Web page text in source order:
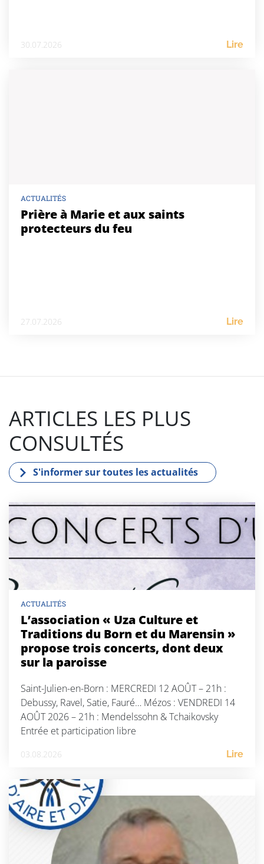
30.07.2026 Lire
ACTUALITÉS
Prière à Marie et aux saints
protecteurs du feu
27.07.2026 Lire
ARTICLES LES PLUS
CONSULTÉS
S'informer sur toutes les actualités
ACTUALITÉS
L’association « Uza Culture et
Traditions du Born et du Marensin »
propose trois concerts, dont deux
sur la paroisse
Saint-Julien-en-Born : MERCREDI 12 AOÛT – 21h :
Debussy, Ravel, Satie, Fauré… Mézos : VENDREDI 14
AOÛT 2026 – 21h : Mendelssohn & Tchaikovsky
Entrée et participation libre
03.08.2026 Lire